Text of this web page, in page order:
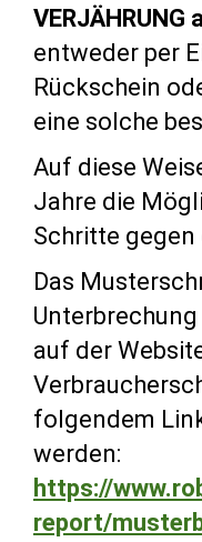
VERJÄHRUNG
entweder per
Rückschein
eine solche
Auf diese
Jahre die
Schritte gegen
Das
auf der
folgendem
werden:
https://
report/